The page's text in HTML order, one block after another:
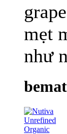
mẹt
như